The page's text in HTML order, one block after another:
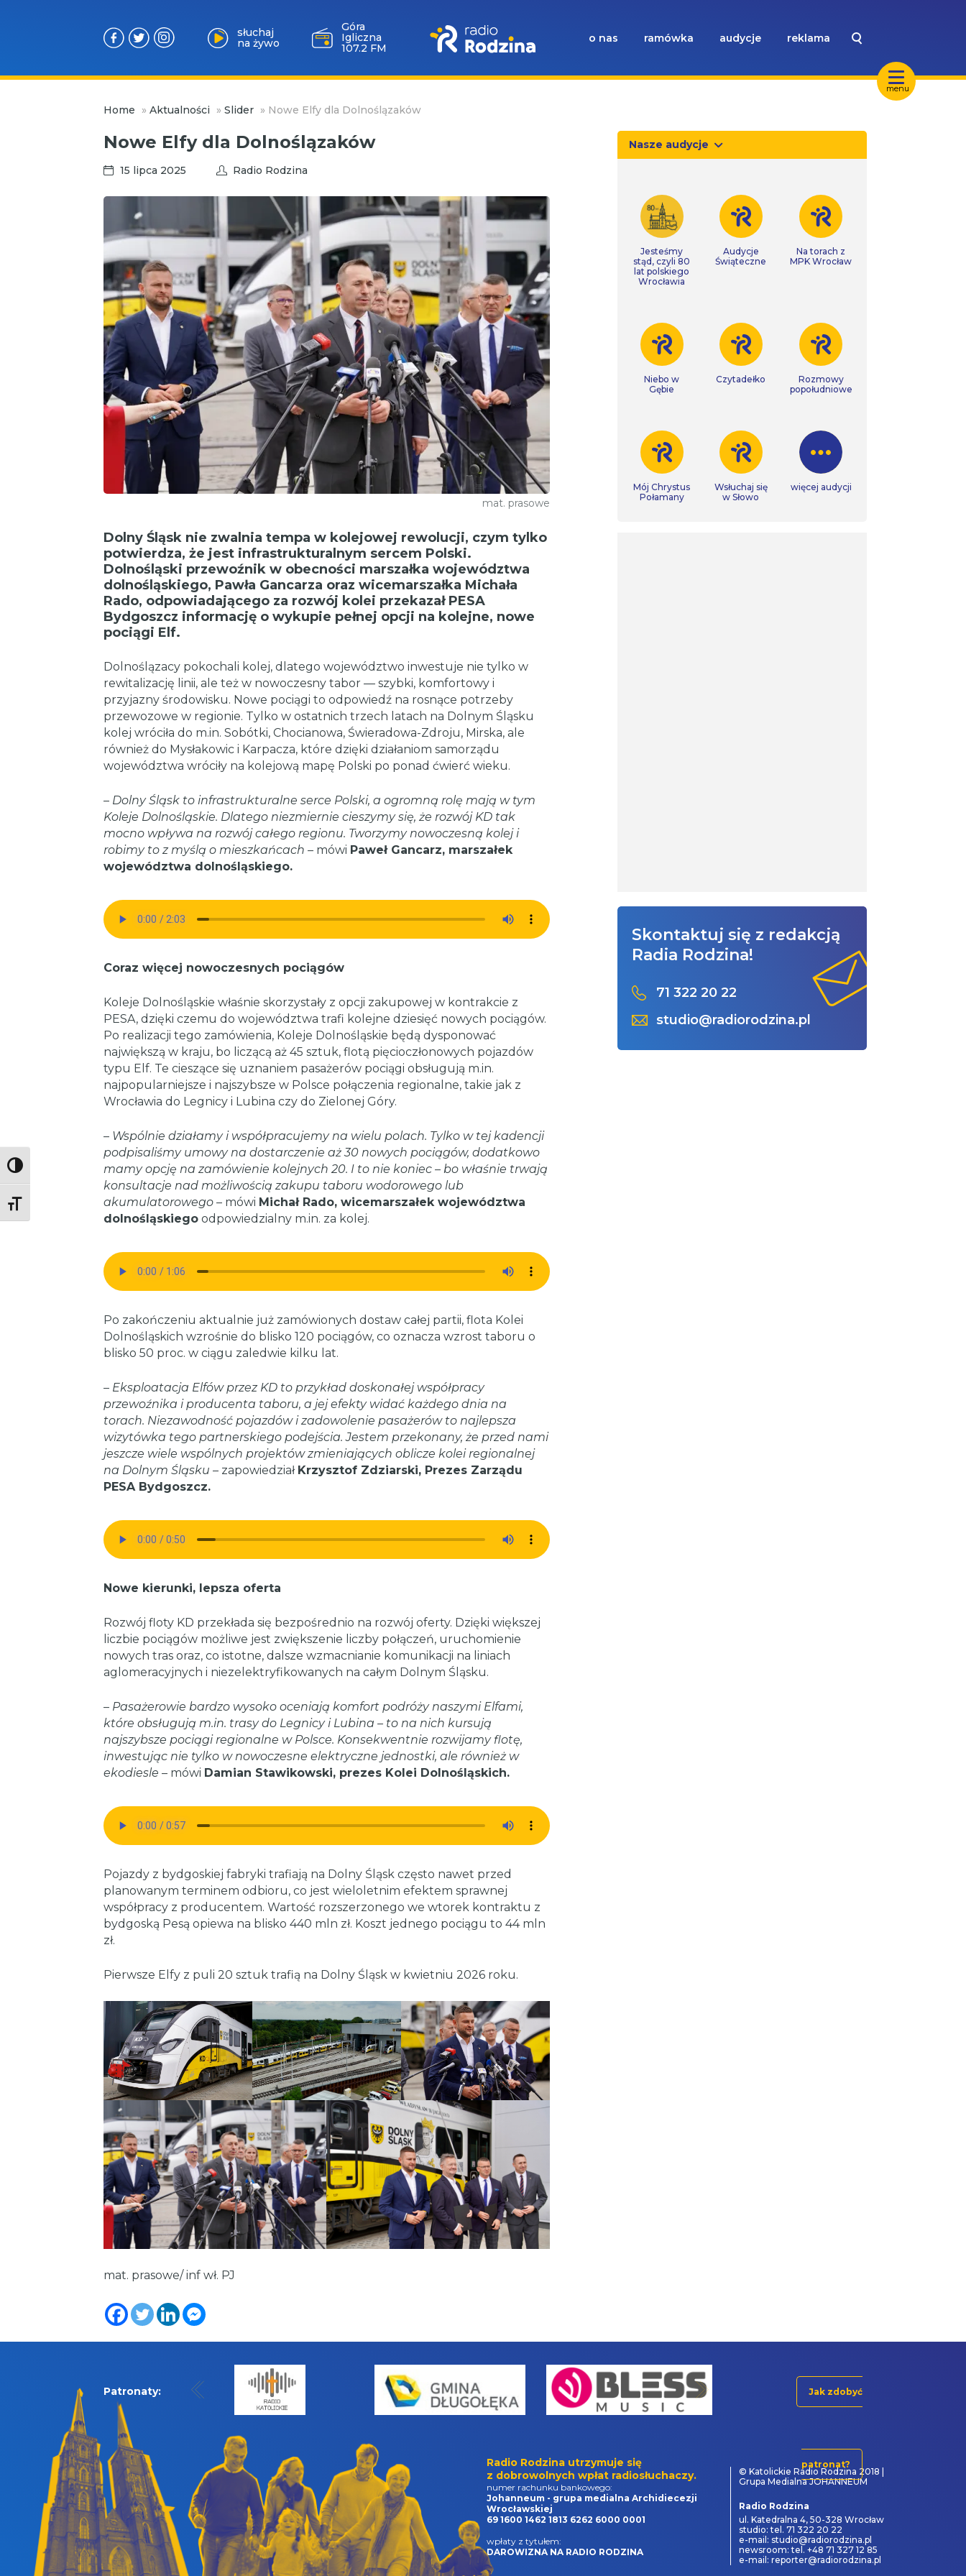
Toggle High Contrast
Toggle Font size
menu
słuchaj
na żywo
Góra
Igliczna
107.2 FM
o nas ramówka audycje reklama
Home » Aktualności » Slider » Nowe Elfy dla Dolnoślązaków
Nowe Elfy dla Dolnoślązaków
15 lipca 2025 Radio Rodzina
mat. prasowe
Dolny Śląsk nie zwalnia tempa w kolejowej rewolucji, czym tylko
potwierdza, że jest infrastrukturalnym sercem Polski.
Dolnośląski przewoźnik w obecności marszałka województwa
dolnośląskiego, Pawła Gancarza oraz wicemarszałka Michała
Rado, odpowiadającego za rozwój kolei przekazał PESA
Bydgoszcz informację o wykupie pełnej opcji na kolejne, nowe
pociągi Elf.
Dolnoślązacy pokochali kolej, dlatego województwo inwestuje nie tylko w
rewitalizację linii, ale też w nowoczesny tabor — szybki, komfortowy i
przyjazny środowisku. Nowe pociągi to odpowiedź na rosnące potrzeby
przewozowe w regionie. Tylko w ostatnich trzech latach na Dolnym Śląsku
kolej wróciła do m.in. Sobótki, Chocianowa, Świeradowa-Zdroju, Mirska, ale
również do Mysłakowic i Karpacza, które dzięki działaniom samorządu
województwa wróciły na kolejową mapę Polski po ponad ćwierć wieku.
– Dolny Śląsk to infrastrukturalne serce Polski, a ogromną rolę mają w tym
Koleje Dolnośląskie. Dlatego niezmiernie cieszymy się, że rozwój KD tak
mocno wpływa na rozwój całego regionu. Tworzymy nowoczesną kolej i
robimy to z myślą o mieszkańcach –mówi Paweł Gancarz, marszałek
województwa dolnośląskiego.
Coraz więcej nowoczesnych pociągów
Koleje Dolnośląskie właśnie skorzystały z opcji zakupowej w kontrakcie z
PESA, dzięki czemu do województwa trafi kolejne dziesięć nowych pociągów.
Po realizacji tego zamówienia, Koleje Dolnośląskie będą dysponować
największą w kraju, bo liczącą aż 45 sztuk, flotą pięcioczłonowych pojazdów
typu Elf. Te cieszące się uznaniem pasażerów pociągi obsługują m.in.
najpopularniejsze i najszybsze w Polsce połączenia regionalne, takie jak z
Wrocławia do Legnicy i Lubina czy do Zielonej Góry.
– Wspólnie działamy i współpracujemy na wielu polach. Tylko w tej kadencji
podpisaliśmy umowy na dostarczenie aż 30 nowych pociągów, dodatkowo
mamy opcję na zamówienie kolejnych 20. I to nie koniec – bo właśnie trwają
konsultacje nad możliwością zakupu taboru wodorowego lub
akumulatorowego– mówi Michał Rado, wicemarszałek województwa
dolnośląskiegoodpowiedzialny m.in. za kolej.
Po zakończeniu aktualnie już zamówionych dostaw całej partii, flota Kolei
Dolnośląskich wzrośnie do blisko 120 pociągów, co oznacza wzrost taboru o
blisko 50 proc. w ciągu zaledwie kilku lat.
– Eksploatacja Elfów przez KD to przykład doskonałej współpracy
przewoźnika i producenta taboru, a jej efekty widać każdego dnia na
torach. Niezawodność pojazdów i zadowolenie pasażerów to najlepsza
wizytówka tego partnerskiego podejścia. Jestem przekonany, że przed nami
jeszcze wiele wspólnych projektów zmieniających oblicze kolei regionalnej
na Dolnym Śląsku – zapowiedział Krzysztof Zdziarski, Prezes Zarządu
PESA Bydgoszcz.
Nowe kierunki, lepsza oferta
Rozwój floty KD przekłada się bezpośrednio na rozwój oferty. Dzięki większej
liczbie pociągów możliwe jest zwiększenie liczby połączeń, uruchomienie
nowych tras oraz, co istotne, dalsze wzmacnianie komunikacji na liniach
aglomeracyjnych i niezelektryfikowanych na całym Dolnym Śląsku.
– Pasażerowie bardzo wysoko oceniają komfort podróży naszymi Elfami,
które obsługują m.in. trasy do Legnicy i Lubina – to na nich kursują
najszybsze pociągi regionalne w Polsce. Konsekwentnie rozwijamy flotę,
inwestując nie tylko w nowoczesne elektryczne jednostki, ale również w
ekodiesle – mówi Damian Stawikowski, prezes Kolei Dolnośląskich.
Pojazdy z bydgoskiej fabryki trafiają na Dolny Śląsk często nawet przed
planowanym terminem odbioru, co jest wieloletnim efektem sprawnej
współpracy z producentem. Wartość rozszerzonego we wtorek kontraktu z
bydgoską Pesą opiewa na blisko 440 mln zł. Koszt jednego pociągu to 44 mln
zł.
Pierwsze Elfy z puli 20 sztuk trafią na Dolny Śląsk w kwietniu 2026 roku.
mat. prasowe/ inf wł. PJ
Nasze audycje
Jesteśmy
stąd, czyli 80
lat polskiego
Wrocławia
Audycje
Świąteczne
Na torach z
MPK Wrocław
Niebo w
Gębie
Czytadełko
Rozmowy
popołudniowe
Mój Chrystus
Połamany
Wsłuchaj się
w Słowo
więcej audycji
Skontaktuj się z redakcją
Radia Rodzina!
71 322 20 22
studio@radiorodzina.pl
Patronaty: Jak zdobyć
patronat?
Radio Rodzina utrzymuje się
z dobrowolnych wpłat radiosłuchaczy.
numer rachunku bankowego:
Johanneum - grupa medialna Archidiecezji
Wrocławskiej
69 1600 1462 1813 6262 6000 0001
wpłaty z tytułem:
DAROWIZNA NA RADIO RODZINA
© Katolickie Radio Rodzina 2018 |
Grupa Medialna JOHANNEUM
Radio Rodzina
ul. Katedralna 4, 50-328 Wrocław
studio: tel. 71 322 20 22
e-mail: studio@radiorodzina.pl
newsroom: tel. +48 71 327 12 85
e-mail: reporter@radiorodzina.pl